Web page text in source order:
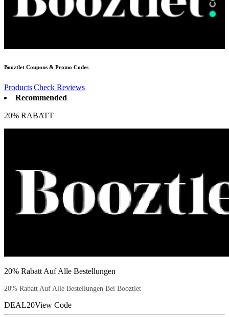
Booztlet Coupons & Promo Codes
Products|Check Reviews
Recommended
20% RABATT
20% Rabatt Auf Alle Bestellungen
20% Rabatt Auf Alle Bestellungen Bei Booztlet
DEAL20View Code